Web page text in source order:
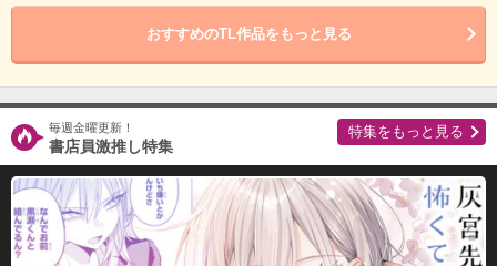
おすすめのTL作品をもっと見る
毎週金曜更新！
書店員激推し特集
特集をもっと見る